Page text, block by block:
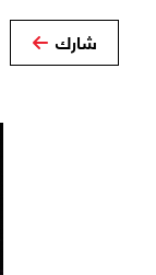
شارك